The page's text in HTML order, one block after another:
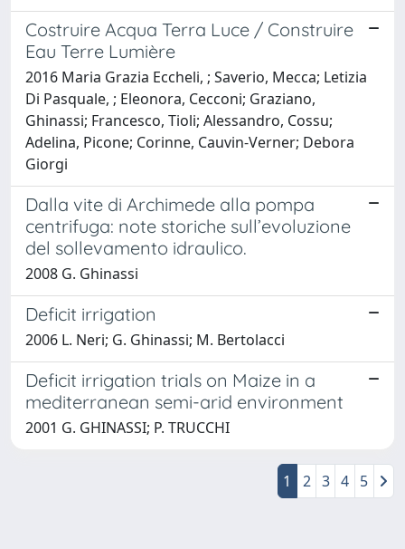
Costruire Acqua Terra Luce / Construire
Eau Terre Lumière
2016 Maria Grazia Eccheli, ; Saverio, Mecca; Letizia
Di Pasquale, ; Eleonora, Cecconi; Graziano,
Ghinassi; Francesco, Tioli; Alessandro, Cossu;
Adelina, Picone; Corinne, Cauvin-Verner; Debora
Giorgi
Dalla vite di Archimede alla pompa
centrifuga: note storiche sull’evoluzione
del sollevamento idraulico.
2008 G. Ghinassi
Deficit irrigation
2006 L. Neri; G. Ghinassi; M. Bertolacci
Deficit irrigation trials on Maize in a
mediterranean semi-arid environment
2001 G. GHINASSI; P. TRUCCHI
1 2 3 4 5